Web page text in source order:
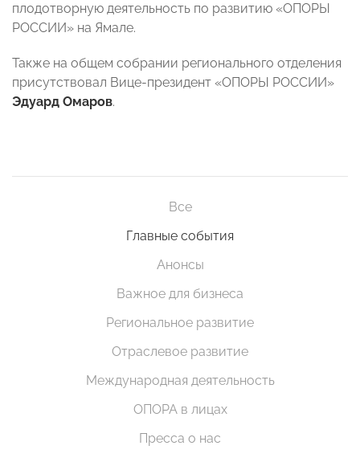
плодотворную деятельность по развитию «ОПОРЫ
РОССИИ» на Ямале.
Также на общем собрании регионального отделения
присутствовал Вице-президент «ОПОРЫ РОССИИ»
Эдуард Омаров.
Все
Главные события
Анонсы
Важное для бизнеса
Региональное развитие
Отраслевое развитие
Международная деятельность
ОПОРА в лицах
Пресса о нас